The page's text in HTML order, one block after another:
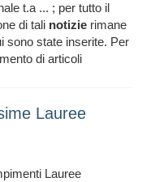
t.a ... ; per tutto il
di tali notizie rimane
sono state inserite. Per
di articoli
Lauree
Lauree